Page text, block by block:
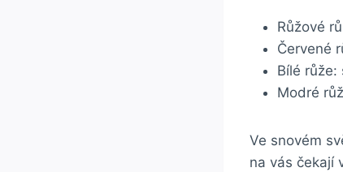
Růžové
Červené
Bílé
Modré
Ve snovém
na vás čekají